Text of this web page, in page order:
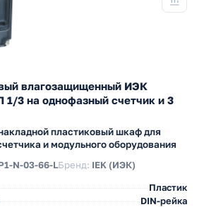
влагозащищенный ИЭК
1/3 на однофазный счетчик и 3
пластиковый шкаф для
и модульного оборудования
N-03-66-LБренд: IEK (ИЭК)
Пластик
DIN-рейка